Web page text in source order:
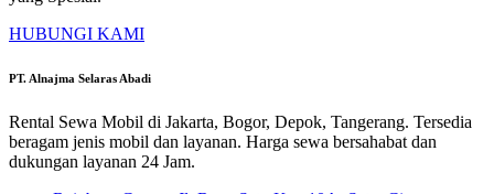
HUBUNGI KAMI
PT. Alnajma Selaras Abadi
Rental Sewa Mobil di Jakarta, Bogor, Depok, Tangerang. Tersedia
beragam jenis mobil dan layanan. Harga sewa bersahabat dan
dukungan layanan 24 Jam.